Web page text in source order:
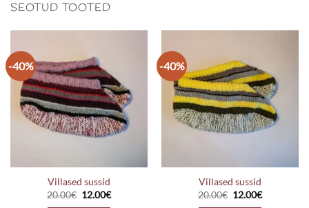
SEOTUD TOOTED
-40%
Villased sussid
20.00€ Algne
12.00€Praegune
-40%
Villased sussid
20.00€ Algne
12.00€Praegune